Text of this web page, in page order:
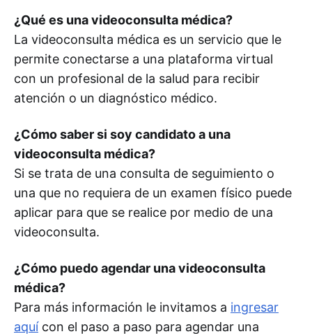
¿Qué es una videoconsulta médica?
La videoconsulta médica es un servicio que le
permite conectarse a una plataforma virtual
con un profesional de la salud para recibir
atención o un diagnóstico médico.
¿Cómo saber si soy candidato a una
videoconsulta médica?
Si se trata de una consulta de seguimiento o
una que no requiera de un examen físico puede
aplicar para que se realice por medio de una
videoconsulta.
¿Cómo puedo agendar una videoconsulta
médica?
Para más información le invitamos a ingresar
aquícon el paso a paso para agendar una